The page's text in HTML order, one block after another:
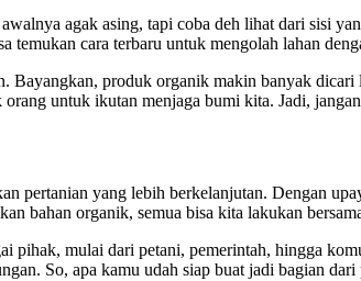
agak asing, tapi coba deh lihat dari sisi
cara terbaru untuk mengolah lahan
produk organik makin banyak
untuk ikutan menjaga bumi kita. Jadi,
pertanian yang lebih berkelanjutan. Dengan
bahan organik, semua bisa kita lakukan
pihak, mulai dari petani, pemerintah, hingga
So, apa kamu udah siap buat jadi bagian dari